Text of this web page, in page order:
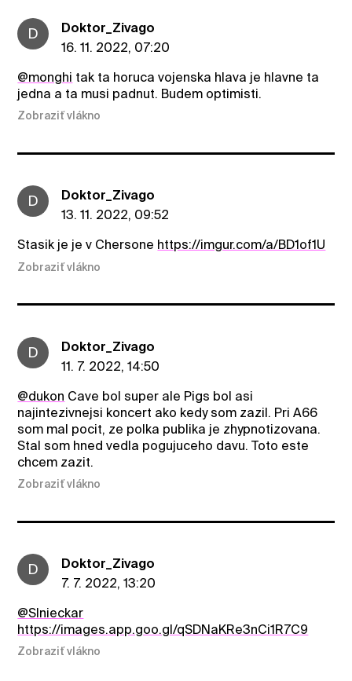
D
Doktor_Zivago
16. 11. 2022, 07:20
@monghi tak ta horuca vojenska hlava je hlavne ta
jedna a ta musi padnut. Budem optimisti.
Zobraziť vlákno
D
Doktor_Zivago
13. 11. 2022, 09:52
Stasik je je v Chersone https://imgur.com/a/BD1of1U
Zobraziť vlákno
D
Doktor_Zivago
11. 7. 2022, 14:50
@dukon Cave bol super ale Pigs bol asi
najintezivnejsi koncert ako kedy som zazil. Pri A66
som mal pocit, ze polka publika je zhypnotizovana.
Stal som hned vedla pogujuceho davu. Toto este
chcem zazit.
Zobraziť vlákno
D
Doktor_Zivago
7. 7. 2022, 13:20
@Slnieckar
https://images.app.goo.gl/qSDNaKRe3nCi1R7C9
Zobraziť vlákno